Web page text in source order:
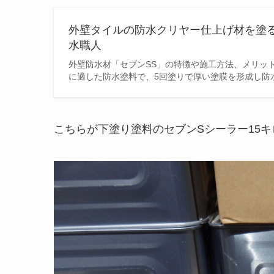
外壁タイルの防水クリヤー仕上げ材を塗
水職人
外壁防水材「セブンSS」の特徴や施工方法、メリ
に適した防水塗料で、5回塗りで厚い塗膜を形成し
こちらが下塗り塗料のセブンSシーラー15